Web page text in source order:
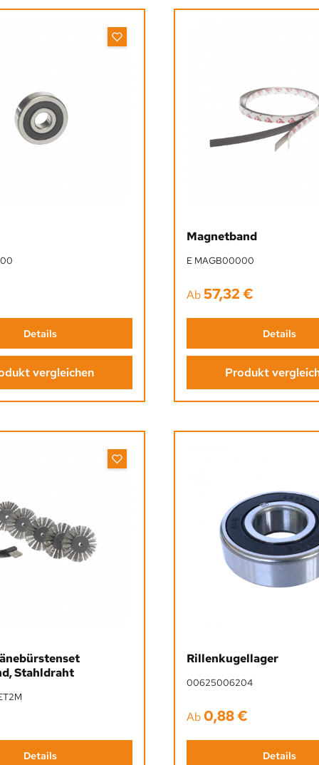
Details
vergleichen
Magnetband
E MAGB00000
Regulärer Preis:
Ab57,32 €
Details
Produkt
Stahldraht
Details
Rillenkugellager
00625006204
Regulärer Preis:
Ab0,88 €
Details